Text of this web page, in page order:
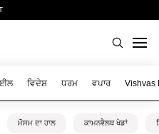
ਵਿਦੇਸ਼ ਧਰਮ ਵਪਾਰ Vishvas
ਮੌਸਮ ਦਾ ਹਾਲ ਕਾਮਨਵੈਲਥ ਖੇਡਾਂ